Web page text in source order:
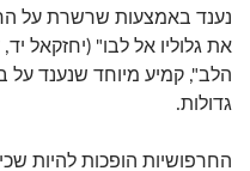
נענד באמצעות שרשרת על
את גלוליו אל לבו" (יחזקאל
הלב", קמיע מיוחד שנענד על
גדולות.
החרפושיות הופכות להיות